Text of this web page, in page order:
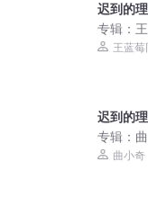
迟到的
专辑：
王蓝莓
迟到的
专辑：
学生笑话
曲小奇